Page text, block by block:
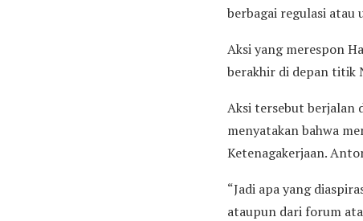
berbagai regulasi atau
Aksi yang merespon
berakhir di depan titik
Aksi tersebut berjalan
menyatakan bahwa
Ketenagakerjaan.
“Jadi apa yang
ataupun dari forum